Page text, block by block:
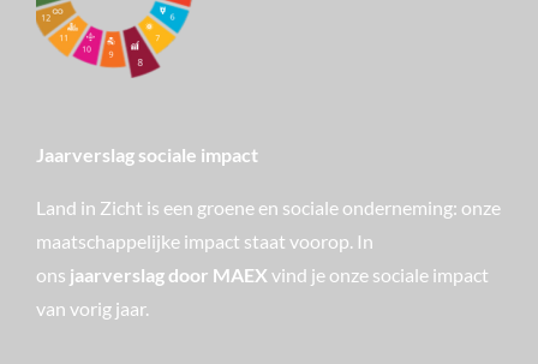
Jaarverslag sociale impact
Land in Zicht is een groene en sociale onderneming: onze
maatschappelijke impact staat voorop. In
ons jaarverslag door MAEX vind je onze sociale impact
van vorig jaar.